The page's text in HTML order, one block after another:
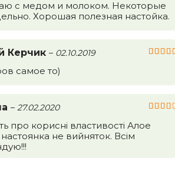
с медом и молоком. Некоторые
Хорошая полезная настойка.
Керчик – 02.10.2019
самое то)
– 27.02.2020
про корисні властивості Алое
не вийняток. Всім